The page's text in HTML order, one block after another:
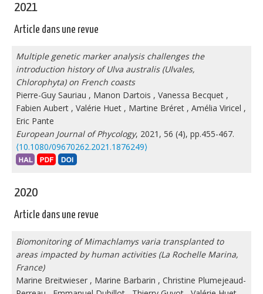
2021
Article dans une revue
Multiple genetic marker analysis challenges the
introduction history ofUlva australis(Ulvales,
Chlorophyta) on French coasts
Pierre-Guy Sauriau , Manon Dartois , Vanessa Becquet ,
Fabien Aubert , Valérie Huet , Martine Bréret , Amélia Viricel ,
Eric Pante
European Journal of Phycology, 2021, 56 (4), pp.455-467.
⟨10.1080/09670262.2021.1876249⟩
2020
Article dans une revue
Biomonitoring of Mimachlamys varia transplanted to
areas impacted by human activities (La Rochelle Marina,
France)
Marine Breitwieser , Marine Barbarin , Christine Plumejeaud-